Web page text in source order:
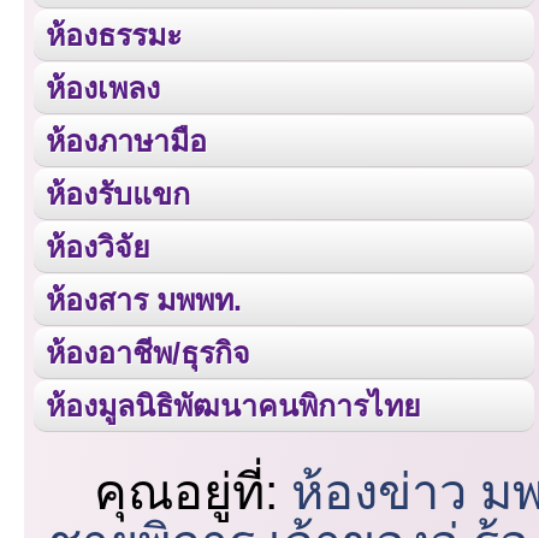
ห้องธรรมะ
ห้องเพลง
ห้องภาษามือ
ห้องรับแขก
ห้องวิจัย
ห้องสาร มพพท.
ห้องอาชีพ/ธุรกิจ
ห้องมูลนิธิพัฒนาคนพิการไทย
คุณอยู่ที่: ห้องข่าว ม